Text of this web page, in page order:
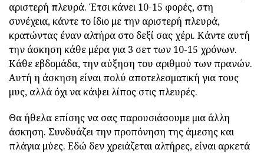
αριστερή πλευρά. Έτσι κάνει 10-15 φορές, στη
συνέχεια, κάντε το ίδιο με την αριστερή πλευρά,
κρατώντας έναν αλτήρα στο δεξί σας χέρι. Κάντε αυτή
την άσκηση κάθε μέρα για 3 σετ των 10-15 χρόνων.
Κάθε εβδομάδα, την αύξηση του αριθμού των πρανών.
Αυτή η άσκηση είναι πολύ αποτελεσματική για τους
μυς, αλλά όχι να κάψει λίπος στις πλευρές.
Θα ήθελα επίσης να σας παρουσιάσουμε μια άλλη
άσκηση. Συνδυάζει την προπόνηση της άμεσης και
πλάγια μύες. Εδώ δεν χρειάζεται αλτήρες, είναι αρκετά